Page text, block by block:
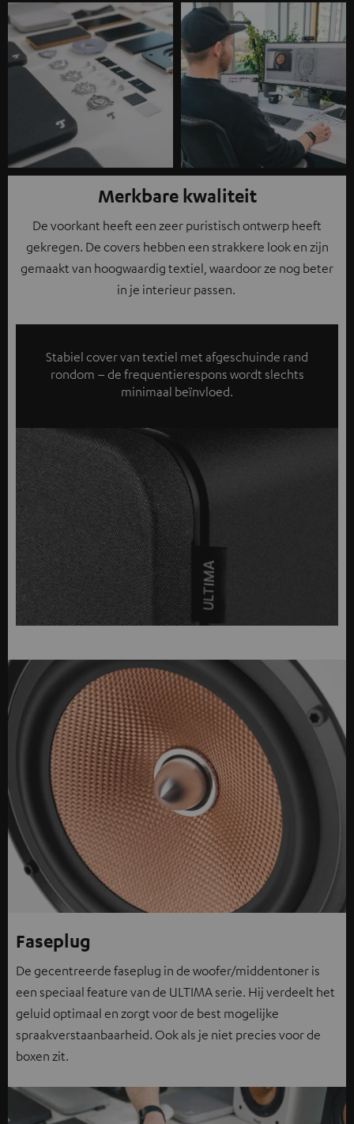
Merkbare kwaliteit
De voorkant heeft een zeer puristisch ontwerp heeft
gekregen. De covers hebben een strakkere look en zijn
gemaakt van hoogwaardig textiel, waardoor ze nog beter
in je interieur passen.
Stabiel cover van textiel met afgeschuinde rand
rondom – de frequentierespons wordt slechts
minimaal beïnvloed.
Faseplug
De gecentreerde faseplug in de woofer/middentoner is
een speciaal feature van de ULTIMA serie. Hij verdeelt het
geluid optimaal en zorgt voor de best mogelijke
spraakverstaanbaarheid. Ook als je niet precies voor de
boxen zit.